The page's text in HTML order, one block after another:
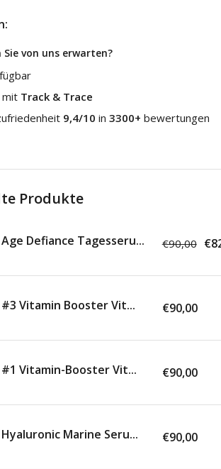
Sie von uns erwarten?
mit Track & Trace
9,4/10 in 3300+ bewertungen
Produkte
Age Defiance Tagesseru... €90,00
#3 Vitamin Booster Vit... €90,00
#1 Vitamin-Booster Vit... €90,00
Hyaluronic Marine Seru... €90,00